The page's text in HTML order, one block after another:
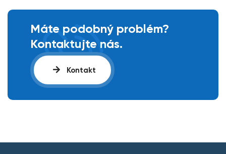
Máte podobný problém?
Kontaktujte nás.
Kontakt